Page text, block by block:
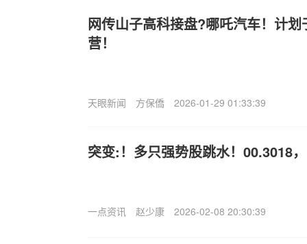
网传山子高科接盘?哪吒汽车！计
营！
天眼新闻 方保僑 2026-01-29 01:33:39
突变:！多只强势股跳水！00.3018
一点资讯 赵少康 2026-02-08 20:30:39